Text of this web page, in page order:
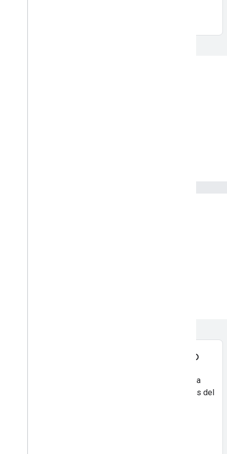
Apps de demostración: Chicago
Explora la oficina de Google Chicago siguiendo una
ruta lenta a la cámara, o mira todos los aeropuertos del